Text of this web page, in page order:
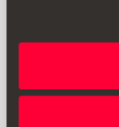
τον τρόπο,
το φτάσετε.